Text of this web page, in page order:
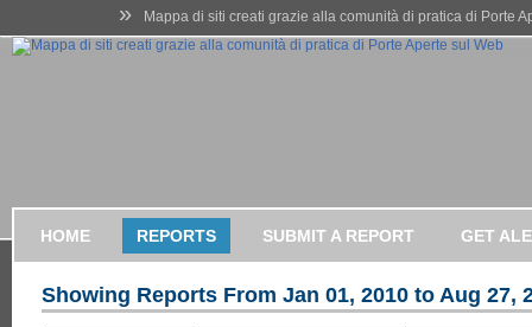
» Mappa di siti creati grazie alla comunità di pratica di Porte
HOME REPORTS SUBMIT A REPORT GET
Showing Reports From Jan 01, 2010 to Aug 27,